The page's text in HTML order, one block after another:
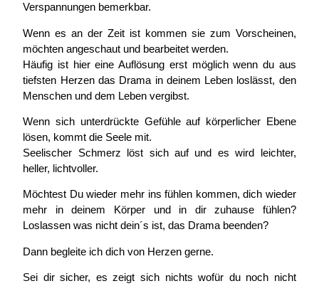
Verspannungen bemerkbar.
Wenn es an der Zeit ist kommen sie zum Vorscheinen,
möchten angeschaut und bearbeitet werden.
Häufig ist hier eine Auflösung erst möglich wenn du aus
tiefsten Herzen das Drama in deinem Leben loslässt, den
Menschen und dem Leben vergibst.
Wenn sich unterdrückte Gefühle auf körperlicher Ebene
lösen, kommt die Seele mit.
Seelischer Schmerz löst sich auf und es wird leichter,
heller, lichtvoller.
Möchtest Du wieder mehr ins fühlen kommen, dich wieder
mehr in deinem Körper und in dir zuhause fühlen?
Loslassen was nicht dein´s ist, das Drama beenden?
Dann begleite ich dich von Herzen gerne.
Sei dir sicher, es zeigt sich nichts wofür du noch nicht